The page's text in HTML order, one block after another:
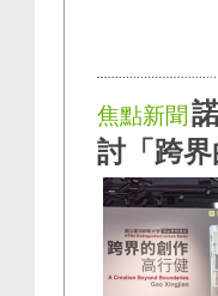
焦點新聞
討「跨界